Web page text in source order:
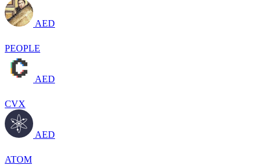
AED
PEOPLE
AED
CVX
AED
ATOM